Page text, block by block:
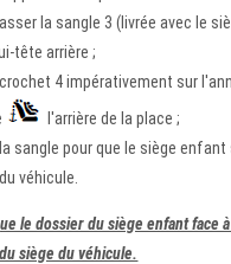
la sangle 3 (livrée avec le
tête arrière ;
4 impérativement sur
l'arrière de la place ;
sangle pour que le siège
véhicule.
le dossier du siège enfant face
siège du véhicule.